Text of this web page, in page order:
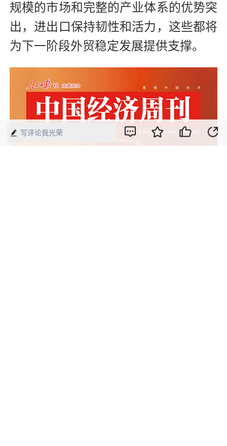
规模的市场和完整的产业体系的优势突
出，进出口保持韧性和活力，这些都将
为下一阶段外贸稳定发展提供支撑。
写评论我光荣